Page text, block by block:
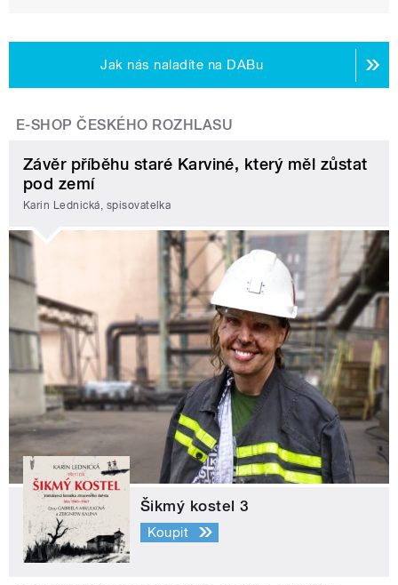
Jak nás naladíte na DABu
E-SHOP ČESKÉHO ROZHLASU
Závěr příběhu staré Karviné, který měl zůstat
pod zemí
Karin Lednická, spisovatelka
Šikmý kostel 3
Koupit